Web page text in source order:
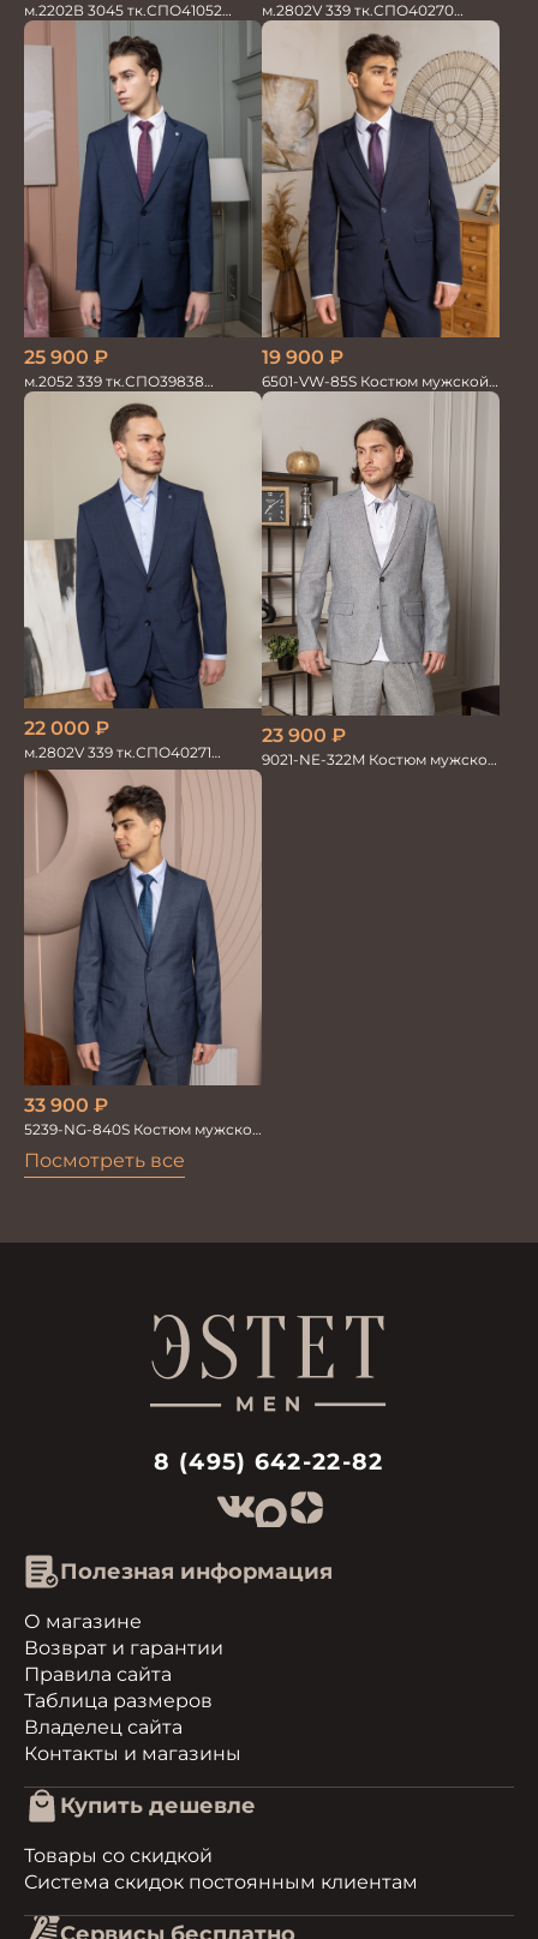
Посмотреть все
м.2202В 3045 тк.СПО41052
Костюм мужской
м.2802V 339 тк.СПО40270
Костюм мужской
25 900 ₽
м.2052 339 тк.СПО39838
Костюм мужской
19 900 ₽
6501-VW-85S Костюм мужской
двойка
22 000 ₽
м.2802V 339 тк.СПО40271
Костюм мужской
23 900 ₽
9021-NE-322M Костюм мужской
33 900 ₽
5239-NG-840S Костюм мужской
двойка
8 (495) 642-22-82
Полезная информация
О магазине
Возврат и гарантии
Правила сайта
Таблица размеров
Владелец сайта
Контакты и магазины
Купить дешевле
Товары со скидкой
Система скидок постоянным клиентам